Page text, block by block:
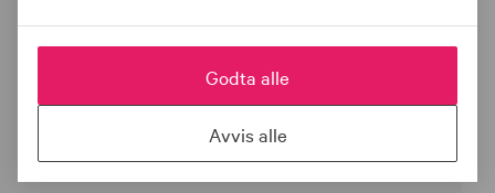
retningslinjer for ansvarlige investeringer.
Kom i gang med fondspakker
Godta alle
Avvis alle